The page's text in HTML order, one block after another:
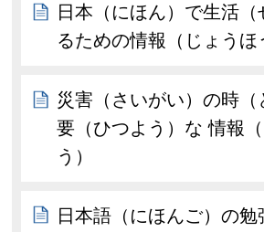
日本（にほん）で生活
るための情報（じょうほ
災害（さいがい）の時（
要（ひつよう）な 情報
う）
日本語（にほんご）の勉